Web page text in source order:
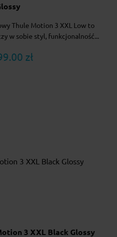
Thule Motion 3 XXL Low to
w sobie styl, funkcjonalność...
zł
3 XXL Black Glossy